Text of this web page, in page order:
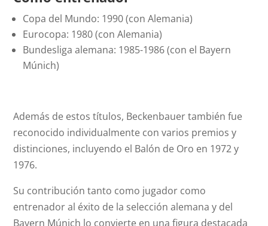
Copa del Mundo: 1990 (con Alemania)
Eurocopa: 1980 (con Alemania)
Bundesliga alemana: 1985-1986 (con el Bayern
Múnich)
Además de estos títulos, Beckenbauer también fue
reconocido individualmente con varios premios y
distinciones, incluyendo el Balón de Oro en 1972 y
1976.
Su contribución tanto como jugador como
entrenador al éxito de la selección alemana y del
Bayern Múnich lo convierte en una figura destacada